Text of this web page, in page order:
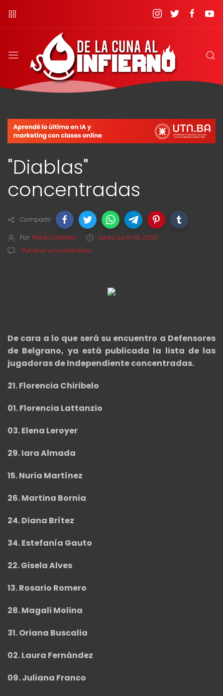
"Diablas"
concentradas
Compartir
Por Pablo Castellis
lunes, junio 19, 2023
Publicar un comentario
De cara a lo que será su encuentro a Defensores
de Belgrano, ya está publicada la lista de las
jugadoras de Independiente concentradas.
21. Florencia Chiribelo
01. Florencia Lattanzio
03. Elena Leroyer
29. Iara Almada
15. Nuria Martínez
26. Martina Bornia
24. Diana Brítez
34. Estefanía Gauto
22. Gisela Alves
13. Rosario Romero
28. Magali Molina
31. Oriana Buscalia
02. Laura Fernández
09. Juliana Franco